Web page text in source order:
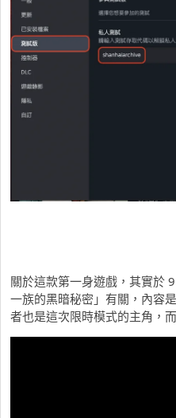
關於這款第一身遊戲，其實於
一族的黑暗秘密」有關，內容
者也是這次限時模式的主角，